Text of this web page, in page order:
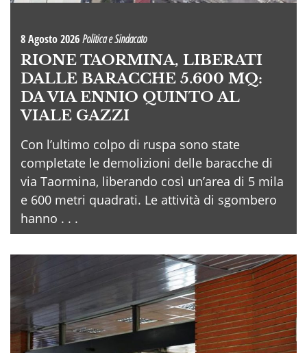
8 Agosto 2026Politica e Sindacato
RIONE TAORMINA, LIBERATI
DALLE BARACCHE 5.600 MQ:
DA VIA ENNIO QUINTO AL
VIALE GAZZI
Con l’ultimo colpo di ruspa sono state
completate le demolizioni delle baracche di
via Taormina, liberando così un’area di 5 mila
e 600 metri quadrati. Le attività di sgombero
hanno . . .